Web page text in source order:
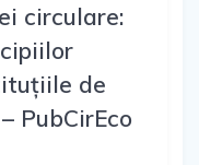
circulare:
de
PubCirEco